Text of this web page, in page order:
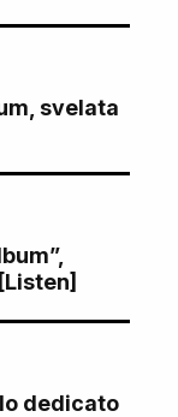
svelata
dedicato